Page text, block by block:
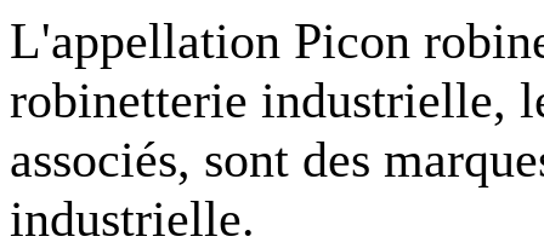
L'appellation Picon
robinetterie industrielle,
associés, sont des
industrielle.